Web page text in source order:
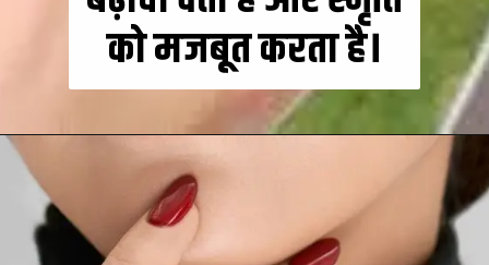
को मजबूत करता है।